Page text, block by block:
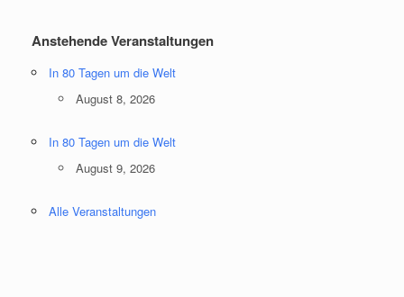
Anstehende Veranstaltungen
In 80 Tagen um die Welt
August 8, 2026
In 80 Tagen um die Welt
August 9, 2026
Alle Veranstaltungen